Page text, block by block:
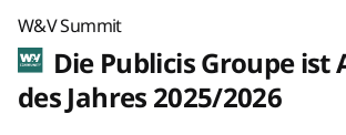
W&V Summit
Die Publicis Groupe ist
des Jahres 2025/2026